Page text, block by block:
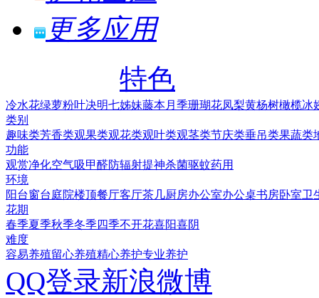
更多应用
特色
冷水花绿萝粉叶决明七姊妹藤本月季珊瑚花凤梨黄杨树橄榄冰
类别
趣味类芳香类观果类观花类观叶类观茎类节庆类垂吊类果蔬类
功能
观赏净化空气吸甲醛防辐射提神杀菌驱蚊药用
环境
阳台窗台庭院楼顶餐厅客厅茶几厨房办公室办公桌书房卧室卫
花期
春季夏季秋季冬季四季不开花喜阳喜阴
难度
容易养殖留心养殖精心养护专业养护
QQ登录新浪微博